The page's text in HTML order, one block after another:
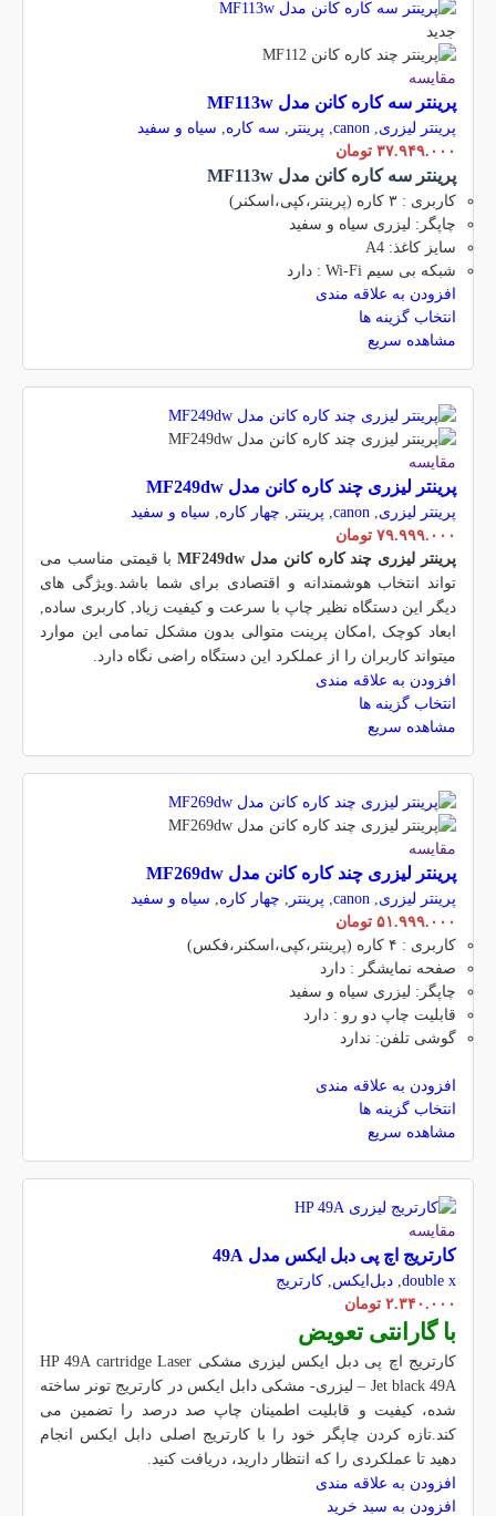
جدید
مقایسه
پرینتر سه کاره کانن مدل MF113w
پرینتر لیزری,
canon
, پرینتر , سه کاره, سیاه و سفید
۳۷.۹۴۹.۰۰۰ تومان
پرینتر سه کاره کانن مدل MF113w
کاربری : ۳ کاره (پرینتر،کپی،اسکنر)
چاپگر: لیزری سیاه و سفید
سایز کاغذ: A4
شبکه بی سیم Wi-Fi : دارد
افزودن به علاقه مندی
انتخاب گزینه ها
مشاهده سریع
مقایسه
پرینتر لیزری چند کاره کانن مدل MF249dw
پرینتر لیزری,
canon
, پرینتر , چهار کاره, سیاه و سفید
۷۹.۹۹۹.۰۰۰ تومان
پرینتر لیزری چند کاره کانن مدل MF249dw
با قیمتی مناسب می
تواند انتخاب هوشمندانه و اقتصادی برای شما باشد.ویژگی های
دیگر این دستگاه نظیر چاپ با سرعت و کیفیت زیاد, کاربری ساده,
ابعاد کوچک ,امکان پرینت متوالی بدون مشکل تمامی این موارد
میتواند کاربران را از عملکرد این دستگاه راضی نگاه دارد.
افزودن به علاقه مندی
انتخاب گزینه ها
مشاهده سریع
مقایسه
پرینتر لیزری چند کاره کانن مدل MF269dw
پرینتر لیزری,
canon
, پرینتر , چهار کاره, سیاه و سفید
۵۱.۹۹۹.۰۰۰ تومان
کاربری : ۴ کاره (پرینتر،کپی،اسکنر،فکس)
صفحه نمایشگر : دارد
چاپگر: لیزری سیاه و سفید
قابلیت چاپ دو رو : دارد
گوشی تلفن: ندارد
افزودن به علاقه مندی
انتخاب گزینه ها
مشاهده سریع
مقایسه
کارتریج اچ پی دبل ایکس مدل 49A
double x
, دبل‌ایکس, کارتریج
۲.۳۴۰.۰۰۰ تومان
با گارانتی تعویض
کارتریج اچ پی دبل ایکس لیزری مشکی HP 49A cartridge Laser
Jet black 49A – لیزری- مشکی دابل ایکس در کارتریج تونر ساخته
شده، کیفیت و قابلیت اطمینان چاپ صد درصد را تضمین می
کند.تازه کردن چاپگر خود را با کارتریج اصلی دابل ایکس انجام
دهید تا عملکردی را که انتظار دارید، دریافت کنید.
افزودن به علاقه مندی
افزودن به سبد خرید